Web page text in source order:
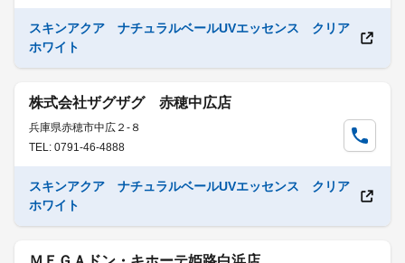
スキンアクア ナチュラルベールUVエッセンス クリア
ホワイト
株式会社ザグザグ 赤穂中広店
兵庫県赤穂市中広２-８
TEL: 0791-46-4888
スキンアクア ナチュラルベールUVエッセンス クリア
ホワイト